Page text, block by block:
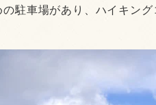
駐車場があり、ハイキン